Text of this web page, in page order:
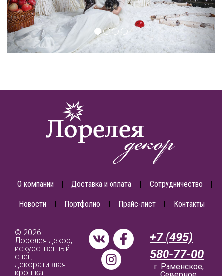
О компании Доставка и оплата Сотрудничество
Новости Портфолио Прайс-лист Контакты
© 2026
Лорелея декор,
искусственный
снег,
декоративная
крошка
+7 (495)
580-77-00
г. Раменское,